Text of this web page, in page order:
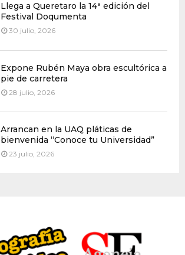
Llega a Queretaro la 14ª edición del
Festival Doqumenta
30 julio, 2026
Expone Rubén Maya obra escultórica a
pie de carretera
28 julio, 2026
Arrancan en la UAQ pláticas de
bienvenida “Conoce tu Universidad”
23 julio, 2026